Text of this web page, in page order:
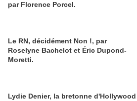
par Florence Porcel.
Le RN, décidément Non !, par
Roselyne Bachelot et Éric Dupond-
Moretti.
Lydie Denier, la bretonne d'Hollywood